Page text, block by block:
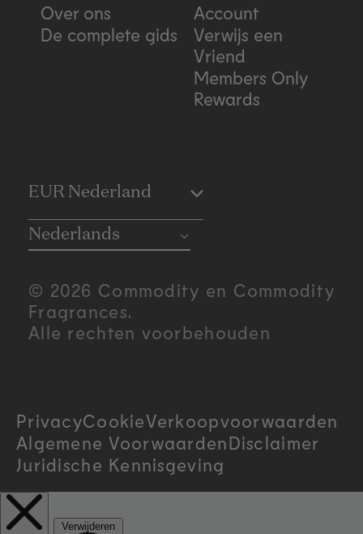
Over ons
De complete gids
Account
Verwijs een
Vriend
Members Only
Rewards
C
o
u
n
y
/
r
EUR Nederland
Nederlands
© 2026 Commodity en Commodity
Fragrances.
Alle rechten voorbehouden
PrivacyCookieVerkoopvoorwaarden
Algemene VoorwaardenDisclaimer
Juridische Kennisgeving